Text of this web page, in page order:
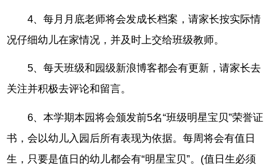
4、每月月底老师将会发成长档案，请家长按实际情
况仔细幼儿在家情况，并及时上交给班级教师。
5、每天班级和园级新浪博客都会有更新，请家长去
关注并积极去评论和留言。
6、本学期本园将会颁发前5名“班级明星宝贝”荣誉证
书，会以幼儿入园后所有表现为依据。每周将会有值日
生，只要是值日的幼儿都会有“明星宝贝”。(值日生必须